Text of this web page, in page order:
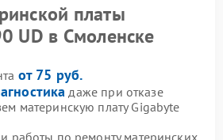
платы
UD в Смоленске
от 75 руб.
даже при отказе
материнскую плату Gigabyte
работы по ремонту материнских